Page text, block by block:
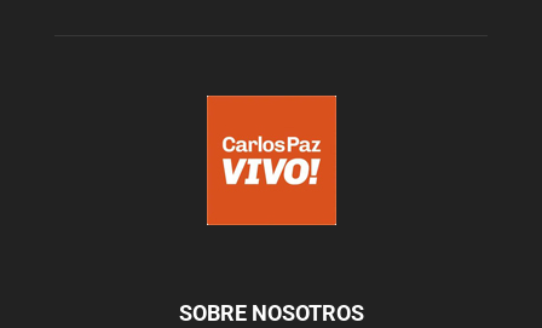
SOBRE NOSOTROS